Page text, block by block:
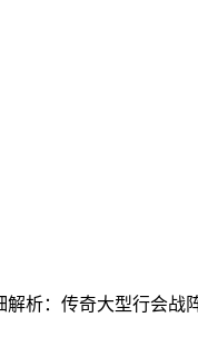
解析：传奇大型行会战